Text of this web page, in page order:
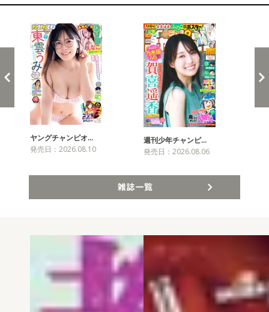
ヤングチャンピオ…
発売日：2026.08.10
週刊少年チャンピ…
発売日：2026.08.06